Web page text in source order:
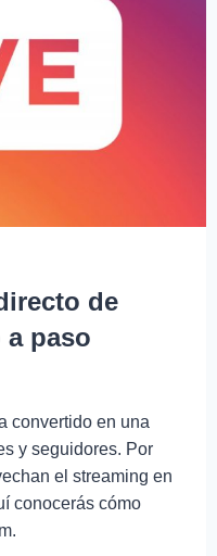
de
a paso
convertido en una
y seguidores. Por
el streaming en
conocerás cómo